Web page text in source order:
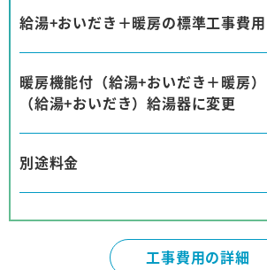
給湯+おいだき＋暖房の標準工事費用
暖房機能付（給湯+おいだき＋暖房
（給湯+おいだき）給湯器に変更
別途料金
工事費用の詳細